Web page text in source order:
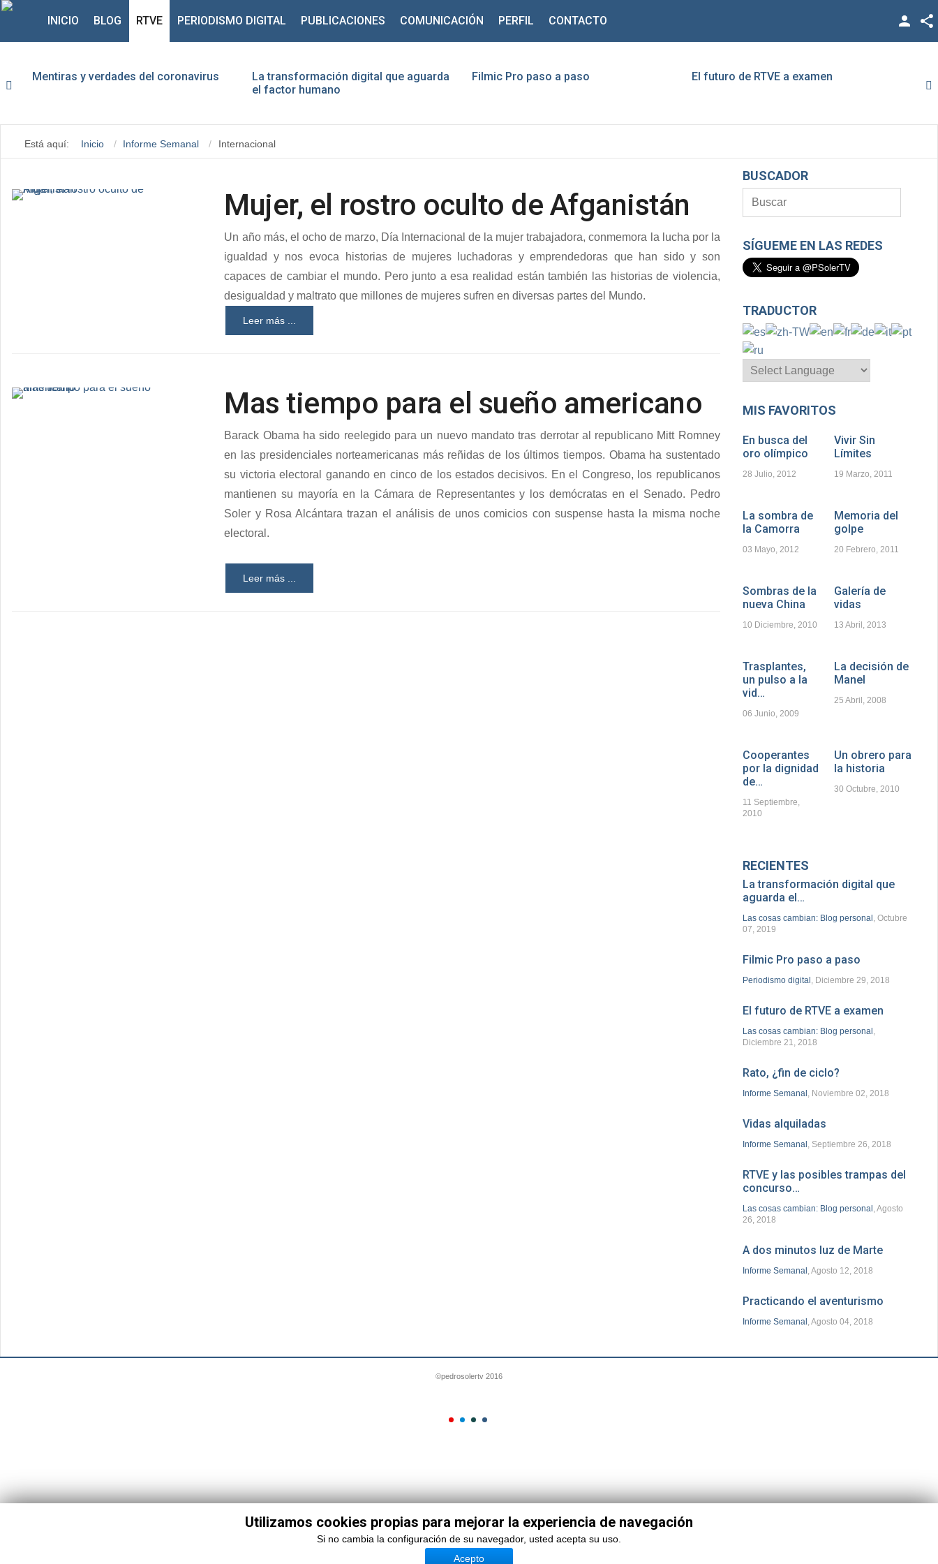
LinkedIn
Vimeo
Google +
INICIO BLOG RTVE PERIODISMO DIGITAL PUBLICACIONES COMUNICACIÓN PERFIL CONTACTO
Mentiras y verdades del coronavirus
La transformación digital que aguarda
el factor humano
Filmic Pro paso a paso El futuro de RTVE a examen
Utilizamos cookies propias para mejorar la experiencia de navegación
Si no cambia la configuración de su navegador, usted acepta su uso.
Acepto
Está aquí: Inicio Informe Semanal Internacional
Mujer, el rostro oculto de Afganistán
Un año más, el ocho de marzo, Día Internacional de la mujer trabajadora, conmemora la lucha por la
igualdad y nos evoca historias de mujeres luchadoras y emprendedoras que han sido y son
capaces de cambiar el mundo. Pero junto a esa realidad están también las historias de violencia,
desigualdad y maltrato que millones de mujeres sufren en diversas partes del Mundo.
Leer más ...
Mas tiempo para el sueño americano
Barack Obama ha sido reelegido para un nuevo mandato tras derrotar al republicano Mitt Romney
en las presidenciales norteamericanas más reñidas de los últimos tiempos. Obama ha sustentado
su victoria electoral ganando en cinco de los estados decisivos. En el Congreso, los republicanos
mantienen su mayoría en la Cámara de Representantes y los demócratas en el Senado. Pedro
Soler y Rosa Alcántara trazan el análisis de unos comicios con suspense hasta la misma noche
electoral.
Leer más ...
BUSCADOR
SÍGUEME EN LAS REDES
TRADUCTOR
MIS FAVORITOS
En busca del
oro olímpico
28 Julio, 2012
Vivir Sin
Límites
19 Marzo, 2011
La sombra de
la Camorra
03 Mayo, 2012
Memoria del
golpe
20 Febrero, 2011
Sombras de la
nueva China
10 Diciembre, 2010
Galería de
vidas
13 Abril, 2013
Trasplantes,
un pulso a la
vid…
06 Junio, 2009
La decisión de
Manel
25 Abril, 2008
Cooperantes
por la dignidad
de…
11 Septiembre,
2010
Un obrero para
la historia
30 Octubre, 2010
RECIENTES
La transformación digital que
aguarda el…
Las cosas cambian: Blog personal , Octubre
07, 2019
Filmic Pro paso a paso
Periodismo digital , Diciembre 29, 2018
El futuro de RTVE a examen
Las cosas cambian: Blog personal ,
Diciembre 21, 2018
Rato, ¿fin de ciclo?
Informe Semanal , Noviembre 02, 2018
Vidas alquiladas
Informe Semanal , Septiembre 26, 2018
RTVE y las posibles trampas del
concurso…
Las cosas cambian: Blog personal , Agosto
26, 2018
A dos minutos luz de Marte
Informe Semanal , Agosto 12, 2018
Practicando el aventurismo
Informe Semanal , Agosto 04, 2018
©pedrosolertv 2016
¿Recordar contraseña? ¿Recordar usuario?